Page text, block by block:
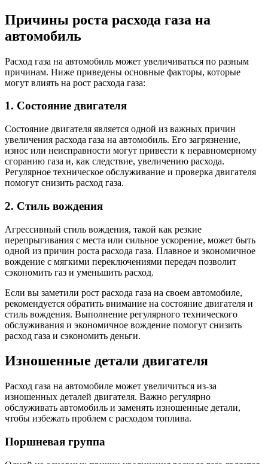
Причины роста расхода газа на
автомобиль
Расход газа на автомобиль может увеличиваться по разным
причинам. Ниже приведены основные факторы, которые
могут влиять на рост расхода газа:
1. Состояние двигателя
Состояние двигателя является одной из важных причин
увеличения расхода газа на автомобиль. Его загрязнение,
износ или неисправности могут привести к неравномерному
сгоранию газа и, как следствие, увеличению расхода.
Регулярное техническое обслуживание и проверка двигателя
помогут снизить расход газа.
2. Стиль вождения
Агрессивный стиль вождения, такой как резкие
перепрыгивания с места или сильное ускорение, может быть
одной из причин роста расхода газа. Плавное и экономичное
вождение с мягкими переключениями передач позволит
сэкономить газ и уменьшить расход.
Если вы заметили рост расхода газа на своем автомобиле,
рекомендуется обратить внимание на состояние двигателя и
стиль вождения. Выполнение регулярного технического
обслуживания и экономичное вождение помогут снизить
расход газа и сэкономить деньги.
Изношенные детали двигателя
Расход газа на автомобиле может увеличиться из-за
изношенных деталей двигателя. Важно регулярно
обслуживать автомобиль и заменять изношенные детали,
чтобы избежать проблем с расходом топлива.
Поршневая группа